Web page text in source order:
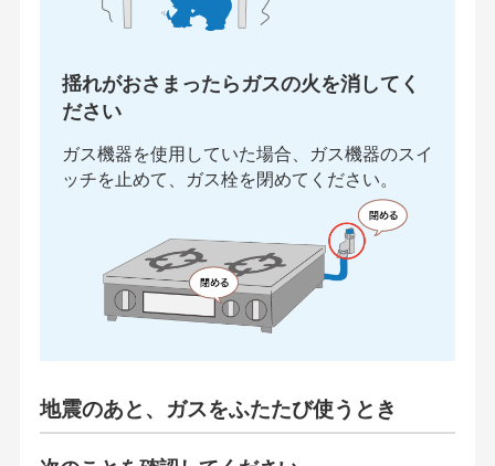
揺れがおさまったらガスの火を消してく
ださい
ガス機器を使用していた場合、ガス機器のスイ
ッチを止めて、ガス栓を閉めてください。
地震のあと、ガスをふたたび使うとき